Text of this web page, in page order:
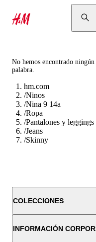
No hemos encontrado
palabra.
hm.com
/Ninos
/Nina 9 14a
/Ropa
/Pantalones y leggings
/Jeans
/Skinny
COLECCIONES
INFORMACIÓN